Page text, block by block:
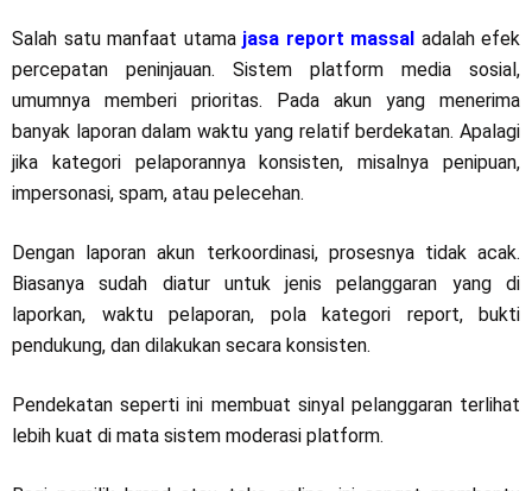
Salah satu manfaat utama jasa report massal adalah efek
percepatan peninjauan. Sistem platform media sosial,
umumnya memberi prioritas. Pada akun yang menerima
banyak laporan dalam waktu yang relatif berdekatan. Apalagi
jika kategori pelaporannya konsisten, misalnya penipuan,
impersonasi, spam, atau pelecehan.
Dengan laporan akun terkoordinasi, prosesnya tidak acak.
Biasanya sudah diatur untuk jenis pelanggaran yang di
laporkan, waktu pelaporan, pola kategori report, bukti
pendukung, dan dilakukan secara konsisten.
Pendekatan seperti ini membuat sinyal pelanggaran terlihat
lebih kuat di mata sistem moderasi platform.